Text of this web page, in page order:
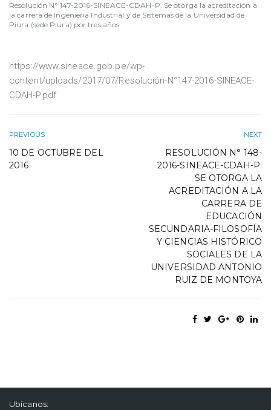
Resolución N° 147-2016-SINEACE-CDAH-P: Se otorga la acreditación a
la carrera de Ingeniería Industrial y de Sistemas de la Universidad de
Piura (sede Piura) por tres años
https://www.sineace.gob.pe/wp-
content/uploads/2017/07/Resolución-N°147-2016-SINEACE-
CDAH-P.pdf
PREVIOUS
10 DE OCTUBRE DEL
2016
NEXT
RESOLUCIÓN N° 148-
2016-SINEACE-CDAH-P:
SE OTORGA LA
ACREDITACIÓN A LA
CARRERA DE
EDUCACIÓN
SECUNDARIA-FILOSOFÍA
Y CIENCIAS HISTÓRICO
SOCIALES DE LA
UNIVERSIDAD ANTONIO
RUIZ DE MONTOYA
Ubícanos: